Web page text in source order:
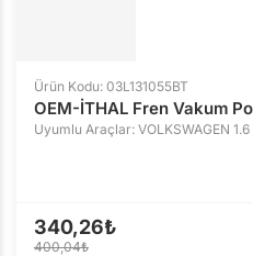
Ürün Kodu: 03L131055BT
OEM-İTHAL Fren Vakum
Uyumlu Araçlar: VOLKSWAGEN
340,26₺
400,04₺